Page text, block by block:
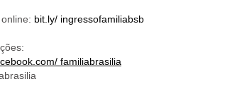
bit.ly/ ingressofamiliabsb
familiabrasilia